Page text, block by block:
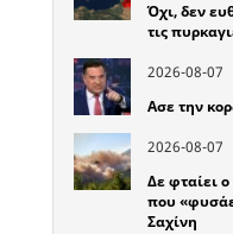
Όχι, δεν
τις
2026-08-07
Ασε την
2026-08-07
Δε φταίει
που
Σαχίνη